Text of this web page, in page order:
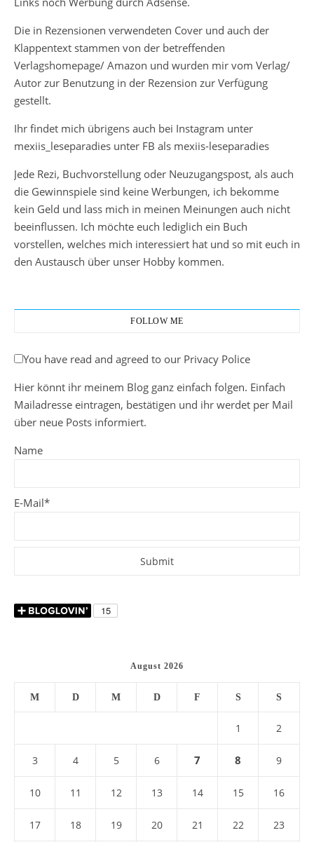
Die in Rezensionen verwendeten Cover und auch der
Klappentext stammen von der betreffenden
Verlagshomepage/ Amazon und wurden mir vom Verlag/
Autor zur Benutzung in der Rezension zur Verfügung
gestellt.
Ihr findet mich übrigens auch bei Instagram unter
mexiis_leseparadies unter FB als mexiis-leseparadies
Jede Rezi, Buchvorstellung oder Neuzugangspost, als auch
die Gewinnspiele sind keine Werbungen, ich bekomme
kein Geld und lass mich in meinen Meinungen auch nicht
beeinflussen. Ich möchte euch lediglich ein Buch
vorstellen, welches mich interessiert hat und so mit euch in
den Austausch über unser Hobby kommen.
FOLLOW ME
You have read and agreed to our Privacy Police
Hier könnt ihr meinem Blog ganz einfach folgen. Einfach
Mailadresse eintragen, bestätigen und ihr werdet per Mail
über neue Posts informiert.
Name
E-Mail*
August 2026
M D M D F S S
1 2
3 4 5 6 7 8 9
10 11 12 13 14 15 16
17 18 19 20 21 22 23